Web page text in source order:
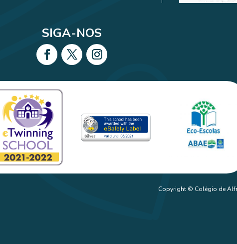
SIGA-NOS
Copyright © Colégio de